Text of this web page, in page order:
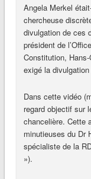
Angela Merkel
chercheuse
divulgation de ces
président de
Constitution,
exigé la
Dans cette vidéo
regard objectif sur
chancelière. Cette
minutieuses du Dr
spécialiste de la
»).